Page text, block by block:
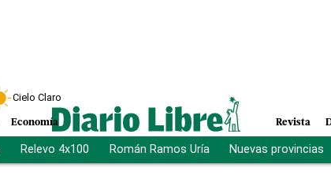
Cielo Claro
Economía Revista
Relevo 4x100 Román Ramos Uría Nuevas provincias